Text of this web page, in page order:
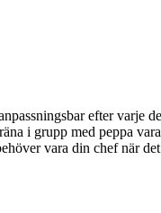
efter varje
i grupp med peppa
vara din chef när